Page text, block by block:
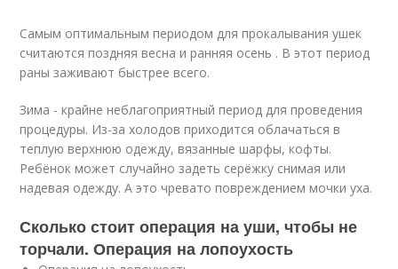
Самым оптимальным периодом для прокалывания ушек
считаются поздняя весна и ранняя осень . В этот период
раны заживают быстрее всего.
Зима - крайне неблагоприятный период для проведения
процедуры. Из-за холодов приходится облачаться в
теплую верхнюю одежду, вязанные шарфы, кофты.
Ребёнок может случайно задеть серёжку снимая или
надевая одежду. А это чревато повреждением мочки уха.
Сколько стоит операция на уши, чтобы не
торчали. Операция на лопоухость